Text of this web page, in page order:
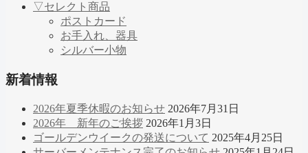
▽セレクト商品
ポストカード
お手入れ、器具
シルバー小物
新着情報
2026年夏季休暇のお知らせ 2026年7月31日
2026年 新年のご挨拶 2026年1月3日
ゴールデンウイークの発送について 2025年4月25日